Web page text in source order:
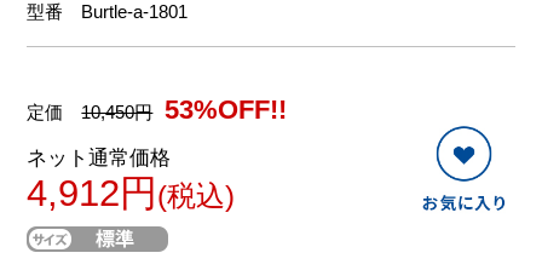
型番 Burtle-a-1801
定価10,450円 53%OFF!!
ネット通常価格
4,912円 (税込)